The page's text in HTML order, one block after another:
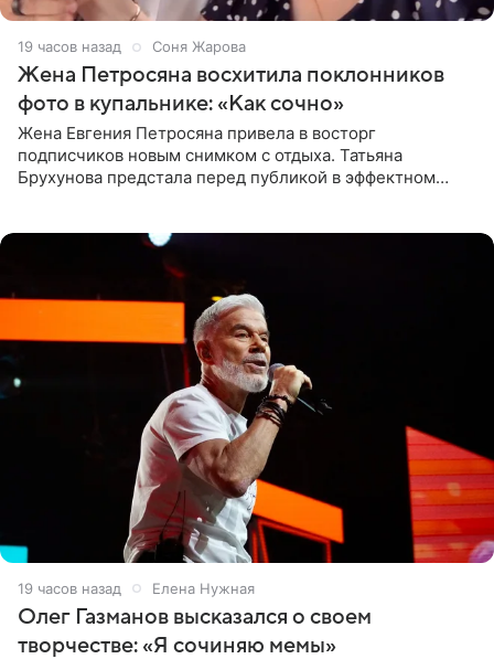
19 часов назад Соня Жарова
Жена Петросяна восхитила поклонников
фото в купальнике: «Как сочно»
Жена Евгения Петросяна привела в восторг
подписчиков новым снимком с отдыха. Татьяна
Брухунова предстала перед публикой в эффектном
19 часов назад Елена Нужная
Олег Газманов высказался о своем
творчестве: «Я сочиняю мемы»